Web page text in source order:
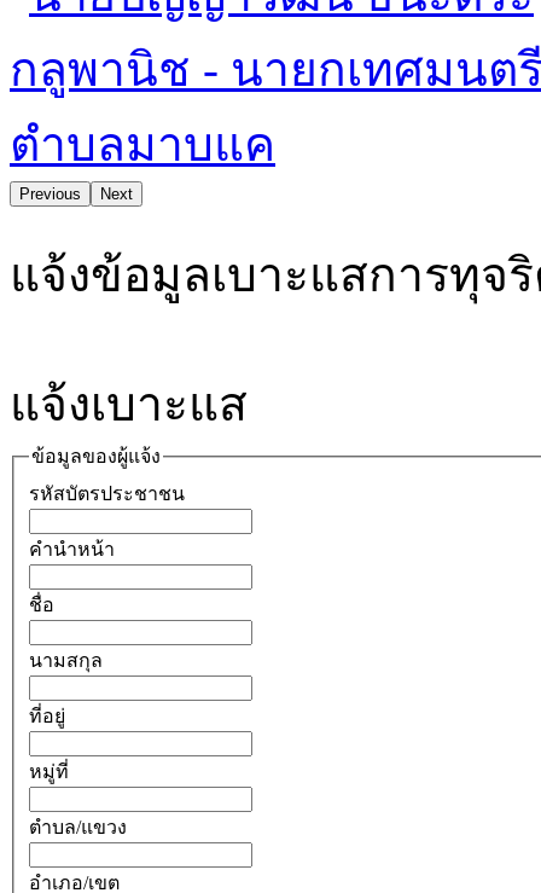
Previous Next
แจ้งข้อมูลเบาะแสการทุจ
แจ้งเบาะแส
ข้อมูลของผู้แจ้ง
รหัสบัตรประชาชน
คำนำหน้า
ชื่อ
นามสกุล
ที่อยู่
หมู่ที่
ตำบล/แขวง
อำเภอ/เขต